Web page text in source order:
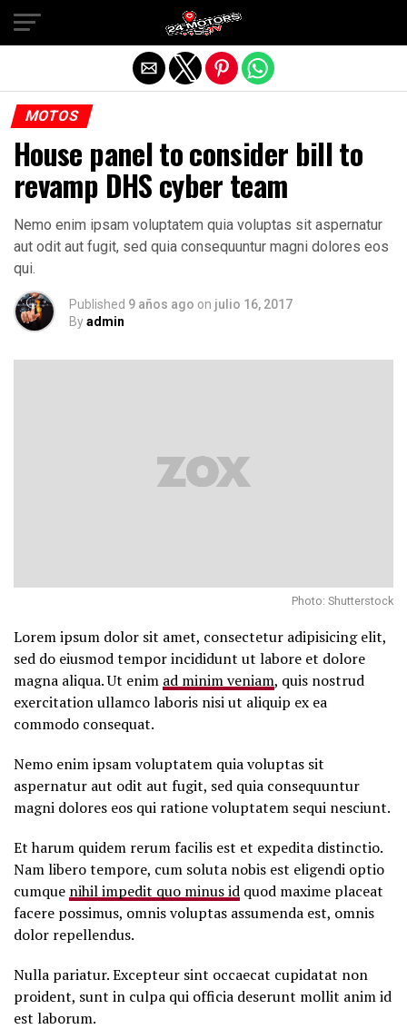
MOTOS
House panel to consider bill to
revamp DHS cyber team
Nemo enim ipsam voluptatem quia voluptas sit aspernatur
aut odit aut fugit, sed quia consequuntur magni dolores eos
qui.
Published 9 años ago on julio 16, 2017
Byadmin
Photo: Shutterstock
Lorem ipsum dolor sit amet, consectetur adipisicing elit,
sed do eiusmod tempor incididunt ut labore et dolore
magna aliqua. Ut enim ad minim veniam, quis nostrud
exercitation ullamco laboris nisi ut aliquip ex ea
commodo consequat.
Nemo enim ipsam voluptatem quia voluptas sit
aspernatur aut odit aut fugit, sed quia consequuntur
magni dolores eos qui ratione voluptatem sequi nesciunt.
Et harum quidem rerum facilis est et expedita distinctio.
Nam libero tempore, cum soluta nobis est eligendi optio
cumque nihil impedit quo minus id quod maxime placeat
facere possimus, omnis voluptas assumenda est, omnis
dolor repellendus.
Nulla pariatur. Excepteur sint occaecat cupidatat non
proident, sunt in culpa qui officia deserunt mollit anim id
est laborum.
Salir de la versión móvil